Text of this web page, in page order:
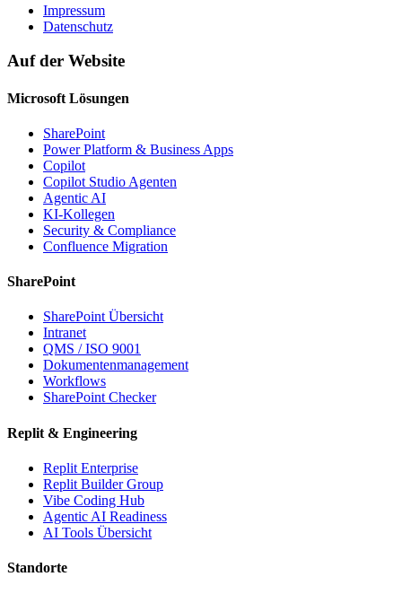
Impressum
Datenschutz
Auf der Website
Microsoft Lösungen
SharePoint
Power Platform & Business Apps
Copilot
Copilot Studio Agenten
Agentic AI
KI-Kollegen
Security & Compliance
Confluence Migration
SharePoint
SharePoint Übersicht
Intranet
QMS / ISO 9001
Dokumentenmanagement
Workflows
SharePoint Checker
Replit & Engineering
Replit Enterprise
Replit Builder Group
Vibe Coding Hub
Agentic AI Readiness
AI Tools Übersicht
Standorte